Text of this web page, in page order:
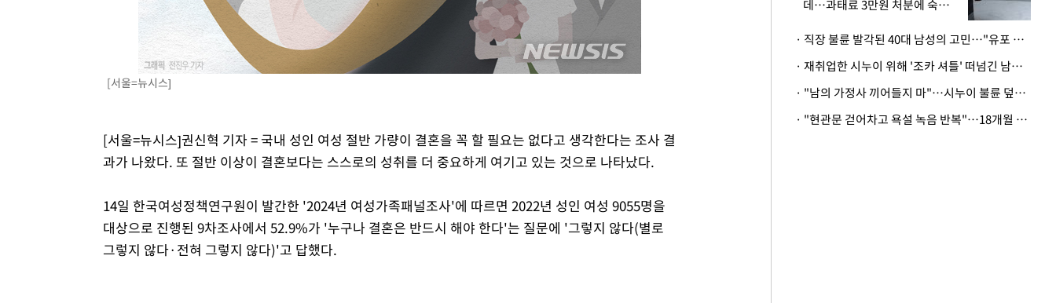
[서울=뉴시스]
[서울=뉴시스]권신혁 기자 = 국내 성인 여성 절반 가량이 결혼을 꼭 할 필요는 없다고 생각한다는 조사 결
과가 나왔다. 또 절반 이상이 결혼보다는 스스로의 성취를 더 중요하게 여기고 있는 것으로 나타났다.
14일 한국여성정책연구원이 발간한 '2024년 여성가족패널조사'에 따르면 2022년 성인 여성 9055명을
대상으로 진행된 9차조사에서 52.9%가 '누구나 결혼은 반드시 해야 한다'는 질문에 '그렇지 않다(별로
그렇지 않다·전혀 그렇지 않다)'고 답했다.
데…과태료 3만원 처분에 숙박업
· 직장 불륜 발각된 40대 남성의 고민…"유포 동료 명예훼손·협박죄 고소 가능할까"
· 재취업한 시누이 위해 '조카 셔틀' 떠넘긴 남편…아내 "난 못한다"
· "남의 가정사 끼어들지 마"…시누이 불륜 덮으려는 남편에 억울한 아내
· "현관문 걷어차고 욕설 녹음 반복"…18개월 아기 키우는 집 뒤흔든 '앞집의 비극'